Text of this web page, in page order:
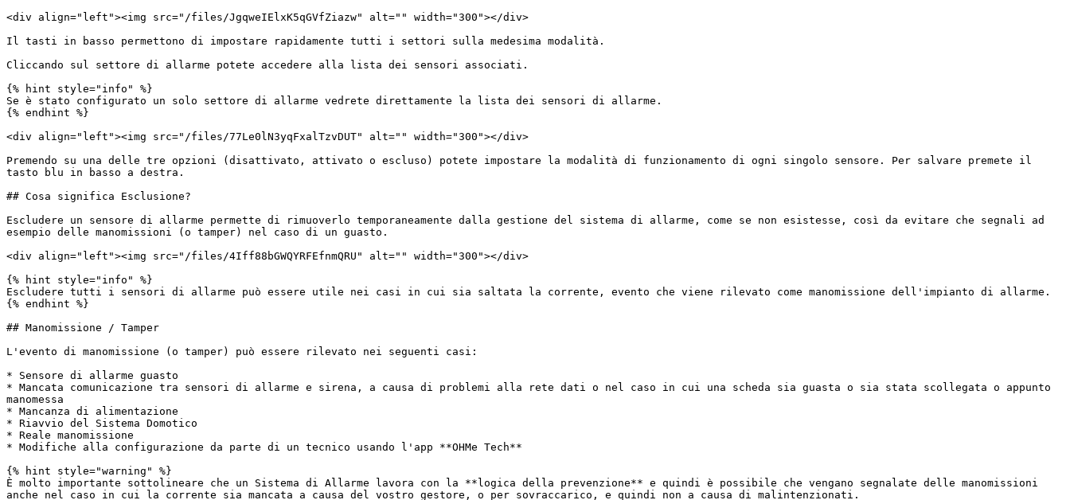
<div align="left"><img src="/files/JgqweIElxK5qGVfZiazw" alt="" width="300"></div>
Il tasti in basso permettono di impostare rapidamente tutti i settori sulla medesima modalità.
Cliccando sul settore di allarme potete accedere alla lista dei sensori associati.
{% hint style="info" %}
Se è stato configurato un solo settore di allarme vedrete direttamente la lista dei sensori di allarme.
{% endhint %}
<div align="left"><img src="/files/77Le0lN3yqFxalTzvDUT" alt="" width="300"></div>
Premendo su una delle tre opzioni (disattivato, attivato o escluso) potete impostare la modalità di funzionamento di ogni singolo sensore. Per salvare premete il
tasto blu in basso a destra.
## Cosa significa Esclusione?
Escludere un sensore di allarme permette di rimuoverlo temporaneamente dalla gestione del sistema di allarme, come se non esistesse, così da evitare che segnali ad
esempio delle manomissioni (o tamper) nel caso di un guasto.
<div align="left"><img src="/files/4Iff88bGWQYRFEfnmQRU" alt="" width="300"></div>
{% hint style="info" %}
Escludere tutti i sensori di allarme può essere utile nei casi in cui sia saltata la corrente, evento che viene rilevato come manomissione dell'impianto di allarme.
{% endhint %}
## Manomissione / Tamper
L'evento di manomissione (o tamper) può essere rilevato nei seguenti casi:
* Sensore di allarme guasto
* Mancata comunicazione tra sensori di allarme e sirena, a causa di problemi alla rete dati o nel caso in cui una scheda sia guasta o sia stata scollegata o appunto
manomessa
* Mancanza di alimentazione
* Riavvio del Sistema Domotico
* Reale manomissione
* Modifiche alla configurazione da parte di un tecnico usando l'app **OHMe Tech**
{% hint style="warning" %}
È molto importante sottolineare che un Sistema di Allarme lavora con la **logica della prevenzione** e quindi è possibile che vengano segnalate delle manomissioni
anche nel caso in cui la corrente sia mancata a causa del vostro gestore, o per sovraccarico, e quindi non a causa di malintenzionati.